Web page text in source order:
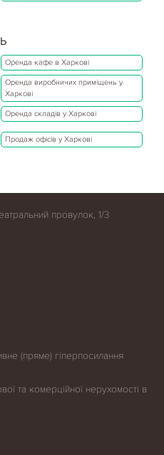
Оренда кафе в Харкові
Оренда виробничих приміщень у
Харкові
Оренда складів у Харкові
Продаж офісів у Харкові
провулок, 1/3
(пряме) гіперпосилання
та комерційної нерухомості в